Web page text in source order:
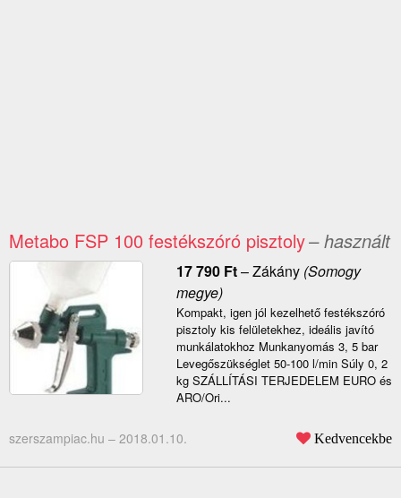
Metabo FSP 100 festékszóró pisztoly– használt
17 790 Ft–Zákány(Somogy
megye)
Kompakt, igen jól kezelhető festékszóró
pisztoly kis felületekhez, ideális javító
munkálatokhoz Munkanyomás 3, 5 bar
Levegőszükséglet 50-100 l/min Súly 0, 2
kg SZÁLLÍTÁSI TERJEDELEM EURO és
ARO/Ori...
szerszampiac.hu – 2018.01.10. Kedvencekbe